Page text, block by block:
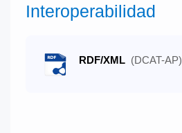
Interoperabilidad
RDF/XML (DCAT-AP)